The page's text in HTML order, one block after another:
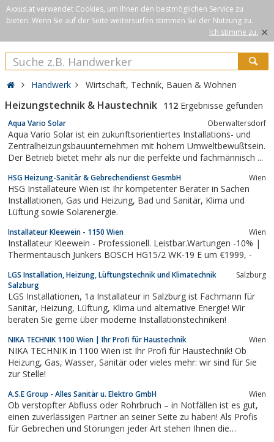
Axxus.at verwendet Cookies, um Ihnen den bestmöglichen Service zu
bieten. Wenn Sie auf der Seite weitersurfen stimmen Sie der Nutzung zu.
Ich stimme zu. ×
Handwerk Wirtschaft, Technik, Bauen & Wohnen
Heizungstechnik & Haustechnik 112 Ergebnisse gefunden
Aqua Vario Solar Oberwaltersdorf
Aqua Vario Solar ist ein zukunftsorientiertes Installations- und
Zentralheizungsbauunternehmen mit hohem Umweltbewußtsein.
Der Betrieb bietet mehr als nur die perfekte und fachmännisch ...
HSG Heizung-Sanitär & Gebrechendienst GesmbH Wien
HSG Installateure Wien ist Ihr kompetenter Berater in Sachen
Installationen, Gas und Heizung, Bad und Sanitär, Klima und
Lüftung sowie Solarenergie.
Installateur Kleewein - 1150 Wien Wien
Installateur Kleewein - Professionell. Leistbar.Wartungen -10% |
Thermentausch Junkers BOSCH HG15/2 WK-19 E um €1999, -
LGS Installation, Heizung, Lüftungstechnik und Klimatechnik
Salzburg
Salzburg
LGS Installationen, 1a Installateur in Salzburg ist Fachmann für
Sanitär, Heizung, Lüftung, Klima und alternative Energie! Wir
beraten Sie gerne über moderne Installationstechniken!
NIKA TECHNIK 1100 Wien | Ihr Profi für Haustechnik Wien
NIKA TECHNIK in 1100 Wien ist Ihr Profi für Haustechnik! Ob
Heizung, Gas, Wasser, Sanitär oder vieles mehr: wir sind für Sie
zur Stelle!
A.S.E Group - Alles Sanitär u. Elektro GmbH Wien
Ob verstopfter Abfluss oder Rohrbruch – in Notfällen ist es gut,
einen zuverlässigen Partner an seiner Seite zu haben! Als Profis
für Gebrechen und Störungen jeder Art stehen Ihnen die